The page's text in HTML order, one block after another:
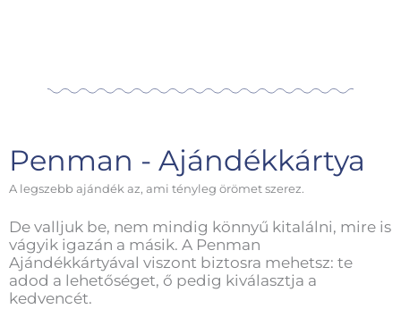
Penman - Ajándékkártya
A legszebb ajándék az, ami tényleg örömet szerez.
De valljuk be, nem mindig könnyű kitalálni, mire is
vágyik igazán a másik. A Penman
Ajándékkártyával viszont biztosra mehetsz: te
adod a lehetőséget, ő pedig kiválasztja a
kedvencét.